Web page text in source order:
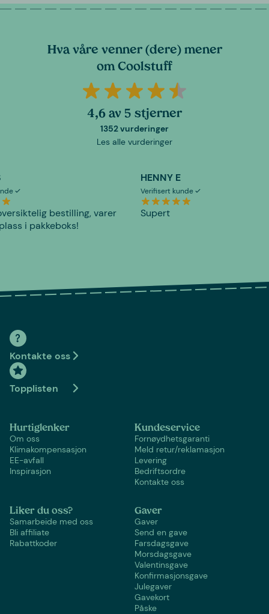
Hva våre venner (dere) mener
om Coolstuff
4,6 av 5 stjerner
1352 vurderinger
Les alle vurderinger
bestilling, varer
i pakkeboks!
HENNY E
Verifisert kunde
Supert
Kontakte oss
Topplisten
Hurtiglenker
Om oss
Klimakompensasjon
EE-avfall
Inspirasjon
Kundeservice
Fornøydhetsgaranti
Meld retur/reklamasjon
Levering
Bedriftsordre
Kontakte oss
Liker du oss?
Samarbeide med oss
Bli affiliate
Rabattkoder
Gaver
Gaver
Send en gave
Farsdagsgave
Morsdagsgave
Valentinsgave
Konfirmasjonsgave
Julegaver
Gavekort
Påske